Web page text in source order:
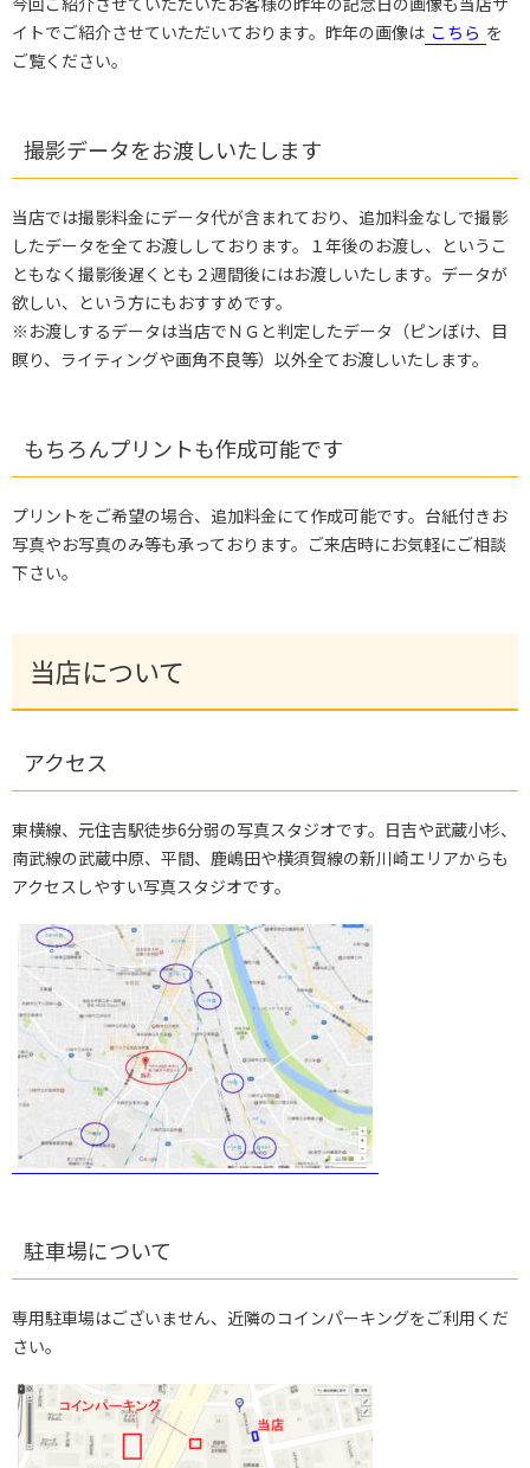
イトでご紹介させていただいております。昨年の画像は こちら を
ご覧ください。
撮影データをお渡しいたします
当店では撮影料金にデータ代が含まれており、追加料金なしで撮影
したデータを全てお渡ししております。１年後のお渡し、というこ
ともなく撮影後遅くとも２週間後にはお渡しいたします。データが
欲しい、という方にもおすすめです。
※お渡しするデータは当店でＮＧと判定したデータ（ピンぼけ、目
瞑り、ライティングや画角不良等）以外全てお渡しいたします。
もちろんプリントも作成可能です
プリントをご希望の場合、追加料金にて作成可能です。台紙付きお
写真やお写真のみ等も承っております。ご来店時にお気軽にご相談
下さい。
当店について
アクセス
東横線、元住吉駅徒歩6分弱の写真スタジオです。日吉や武蔵小杉、
南武線の武蔵中原、平間、鹿嶋田や横須賀線の新川崎エリアからも
アクセスしやすい写真スタジオです。
駐車場について
専用駐車場はございません、近隣のコインパーキングをご利用くだ
さい。